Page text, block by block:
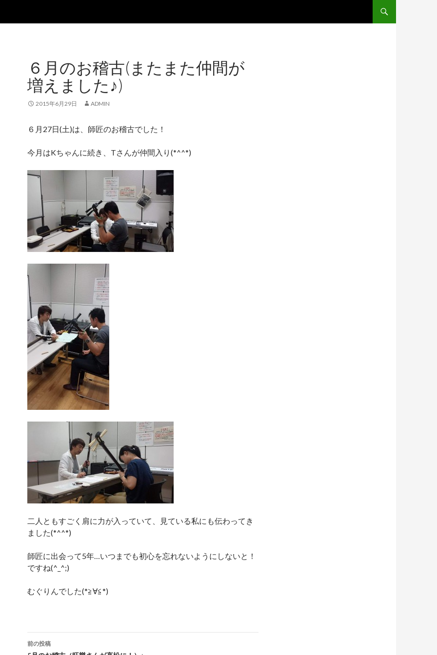
６月のお稽古(またまた仲間が
増えました♪)
2015年6月29日 ADMIN
６月27日(土)は、師匠のお稽古でした！
今月はKちゃんに続き、Tさんが仲間入り(*^^*)
二人ともすごく肩に力が入っていて、見ている私にも伝わってき
ました(*^^*)
師匠に出会って5年…いつまでも初心を忘れないようにしないと！
ですね(^_^;)
むぐりんでした(*≧∀≦*)
前の投稿